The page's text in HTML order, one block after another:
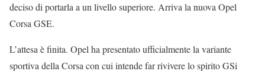
deciso di portarla a un livello superiore. Arriva la nuova Opel
Corsa GSE.
L’attesa è finita. Opel ha presentato ufficialmente la variante
sportiva della Corsa con cui intende far rivivere lo spirito GSi